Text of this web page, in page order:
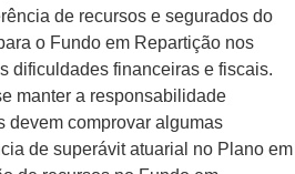
de recursos e segurados do
o Fundo em Repartição nos
dificuldades financeiras e fiscais.
manter a responsabilidade
devem comprovar algumas
de superávit atuarial no Plano em